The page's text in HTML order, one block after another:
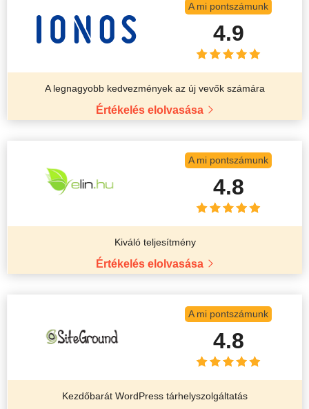
A mi pontszámunk
4.9
A legnagyobb kedvezmények az új vevők számára
Értékelés elolvasása
A mi pontszámunk
4.8
Kiváló teljesítmény
Értékelés elolvasása
A mi pontszámunk
4.8
Kezdőbarát WordPress tárhelyszolgáltatás